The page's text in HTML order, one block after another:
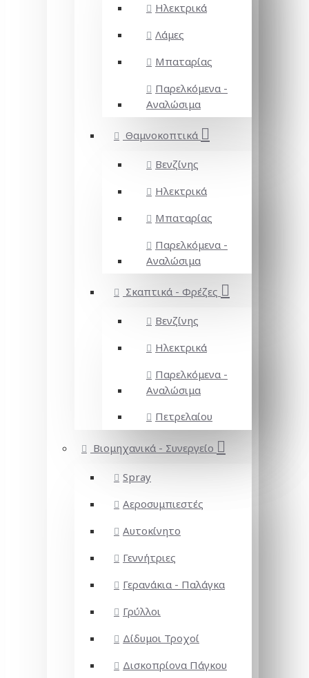
Ηλεκτρικά
Λάμες
Μπαταρίας
Παρελκόμενα -
Αναλώσιμα
Θαμνοκοπτικά
Βενζίνης
Ηλεκτρικά
Μπαταρίας
Παρελκόμενα -
Αναλώσιμα
Σκαπτικά - Φρέζες
Βενζίνης
Ηλεκτρικά
Παρελκόμενα -
Αναλώσιμα
Πετρελαίου
Βιομηχανικά - Συνεργείο
Spray
Αεροσυμπιεστές
Αυτοκίνητο
Γεννήτριες
Γερανάκια - Παλάγκα
Γρύλλοι
Δίδυμοι Τροχοί
Δισκοπρίονα Πάγκου